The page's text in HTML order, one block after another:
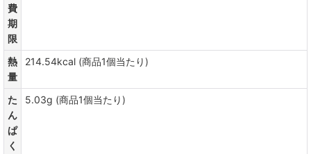
費
期
限
熱
量
214.54kcal (商品1個当たり)
た
ん
ぱ
く
5.03g (商品1個当たり)